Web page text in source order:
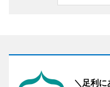
＼足利に